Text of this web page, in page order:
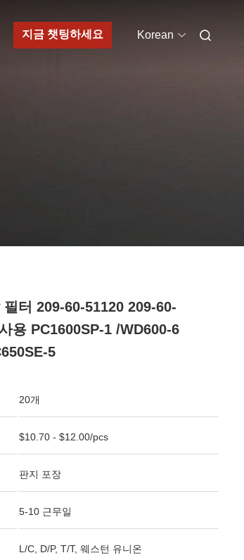
지금 챗팅하세요 Korean
터 209-60-51120 209-60-
용 PC1600SP-1 /WD600-6
5
20개
$10.70 - $12.00/pcs
판지 포장
5-10 근무일
L/C, D/P, T/T, 웨스턴 유니온